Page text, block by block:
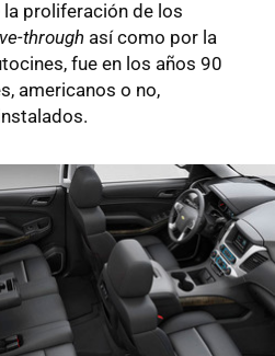
proliferación de los
through así como por la
fue en los años 90
americanos o no,